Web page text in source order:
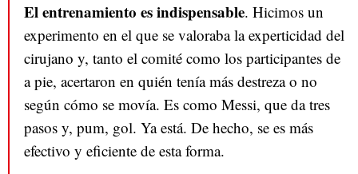
El entrenamiento es indispensable. Hicimos un
experimento en el que se valoraba la experticidad del
cirujano y, tanto el comité como los participantes de
a pie, acertaron en quién tenía más destreza o no
según cómo se movía. Es como Messi, que da tres
pasos y, pum, gol. Ya está. De hecho, se es más
efectivo y eficiente de esta forma.